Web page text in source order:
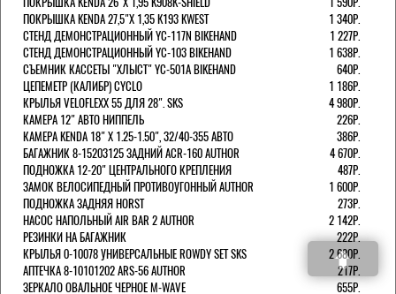
ПОКРЫШКА KENDA 27,5"Х 1,35 K193 KWEST
1 340Р.
СТЕНД ДЕМОНСТРАЦИОННЫЙ YC-117N BIKEHAND
1 227Р.
СТЕНД ДЕМОНСТРАЦИОННЫЙ YC-103 BIKEHAND
1 638Р.
СЪЕМНИК КАССЕТЫ "ХЛЫСТ" YC-501A BIKEHAND
640Р.
ЦЕПЕМЕТР (КАЛИБР) CYCLO
1 186Р.
КРЫЛЬЯ VELOFLEXX 55 ДЛЯ 28". SKS
4 980Р.
КАМЕРА 12" АВТО НИППЕЛЬ
226Р.
КАМЕРА KENDA 18" Х 1.25-1.50", 32/40-355 АВТО
386Р.
БАГАЖНИК 8-15203125 ЗАДНИЙ ACR-160 AUTHOR
4 670Р.
ПОДНОЖКА 12-20" ЦЕНТРАЛЬНОГО КРЕПЛЕНИЯ
487Р.
ЗАМОК ВЕЛОСИПЕДНЫЙ ПРОТИВОУГОННЫЙ AUTHOR
1 600Р.
ПОДНОЖКА ЗАДНЯЯ HORST
273Р.
НАСОС НАПОЛЬНЫЙ AIR BAR 2 AUTHOR
2 142Р.
РЕЗИНКИ НА БАГАЖНИК
222Р.
КРЫЛЬЯ 0-10078 УНИВЕРСАЛЬНЫЕ ROWDY SET SKS
2 680Р.
АПТЕЧКА 8-10101202 ARS-56 AUTHOR
217Р.
ЗЕРКАЛО ОВАЛЬНОЕ ЧЕРНОЕ M-WAVE
655Р.